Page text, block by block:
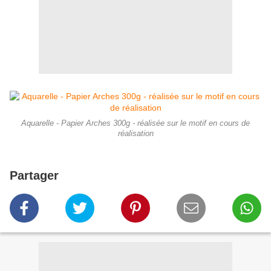
Aquarelle - Papier Arches 300g - réalisée sur le motif en cours de
réalisation
Partager